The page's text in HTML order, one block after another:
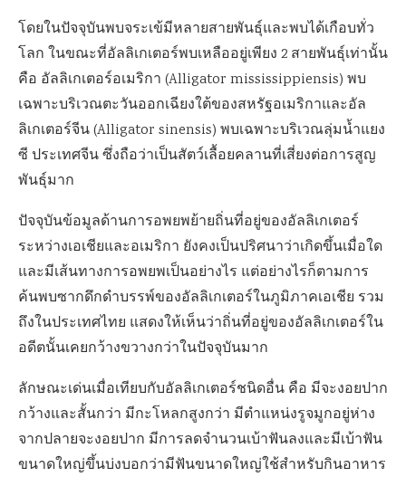
โดยในปัจจุบันพบจระเข้มีหลายสายพันธุ์และพบได้เกือบทั่ว
โลก ในขณะที่อัลลิเกเตอร์พบเหลืออยู่เพียง 2 สายพันธุ์เท่านั้น
คือ อัลลิเกเตอร์อเมริกา (Alligator mississippiensis) พบ
เฉพาะบริเวณตะวันออกเฉียงใต้ของสหรัฐอเมริกาและอัล
ลิเกเตอร์จีน (Alligator sinensis) พบเฉพาะบริเวณลุ่มน้ำแยง
ซี ประเทศจีน ซึ่งถือว่าเป็นสัตว์เลื้อยคลานที่เสี่ยงต่อการสูญ
พันธุ์มาก
ปัจจุบันข้อมูลด้านการอพยพย้ายถิ่นที่อยู่ของอัลลิเกเตอร์
ระหว่างเอเชียและอเมริกา ยังคงเป็นปริศนาว่าเกิดขึ้นเมื่อใด
และมีเส้นทางการอพยพเป็นอย่างไร แต่อย่างไรก็ตามการ
ค้นพบซากดึกดำบรรพ์ของอัลลิเกเตอร์ในภูมิภาคเอเชีย รวม
ถึงในประเทศไทย แสดงให้เห็นว่าถิ่นที่อยู่ของอัลลิเกเตอร์ใน
อดีตนั้นเคยกว้างขวางกว่าในปัจจุบันมาก
ลักษณะเด่นเมื่อเทียบกับอัลลิเกเตอร์ชนิดอื่น คือ มีจะงอยปาก
กว้างและสั้นกว่า มีกะโหลกสูงกว่า มีตำแหน่งรูจมูกอยู่ห่าง
จากปลายจะงอยปาก มีการลดจำนวนเบ้าฟันลงและมีเบ้าฟัน
ขนาดใหญ่ขึ้นบ่งบอกว่ามีฟันขนาดใหญ่ใช้สำหรับกินอาหาร